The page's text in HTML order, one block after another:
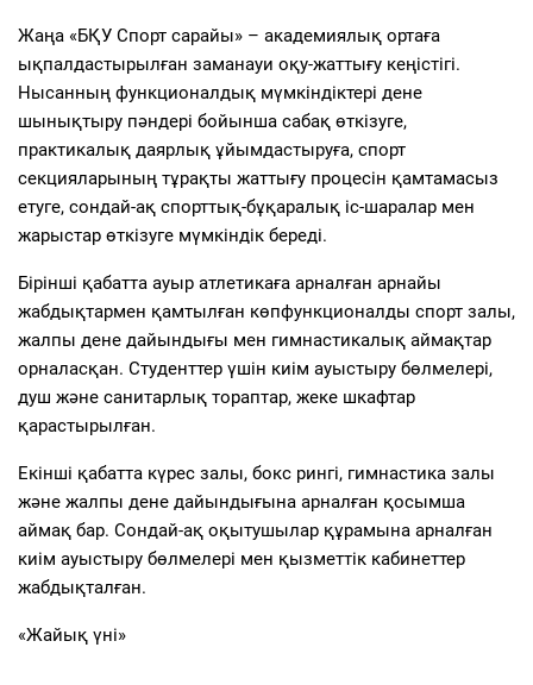
Жаңа «БҚУ Спорт сарайы» – академиялық ортаға
ықпалдастырылған заманауи оқу-жаттығу кеңістігі.
Нысанның функционалдық мүмкіндіктері дене
шынықтыру пәндері бойынша сабақ өткізуге,
практикалық даярлық ұйымдастыруға, спорт
секцияларының тұрақты жаттығу процесін қамтамасыз
етуге, сондай-ақ спорттық-бұқаралық іс-шаралар мен
жарыстар өткізуге мүмкіндік береді.
Бірінші қабатта ауыр атлетикаға арналған арнайы
жабдықтармен қамтылған көпфункционалды спорт залы,
жалпы дене дайындығы мен гимнастикалық аймақтар
орналасқан. Студенттер үшін киім ауыстыру бөлмелері,
душ және санитарлық тораптар, жеке шкафтар
қарастырылған.
Екінші қабатта күрес залы, бокс рингі, гимнастика залы
және жалпы дене дайындығына арналған қосымша
аймақ бар. Сондай-ақ оқытушылар құрамына арналған
киім ауыстыру бөлмелері мен қызметтік кабинеттер
жабдықталған.
«Жайық үні»